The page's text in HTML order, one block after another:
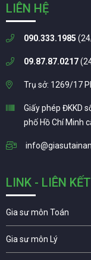
LIÊN HỆ
090.333.1985
09.87.87.0217
Trụ sở: 1269/17
Giấy phép ĐKKD
phố Hồ Chí Minh
LINK - LIÊN KẾT
Gia sư môn Toán
Gia sư môn Lý